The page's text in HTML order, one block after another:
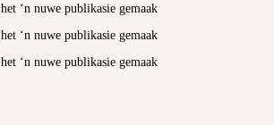
het ‘n nuwe publikasie gemaak
het ‘n nuwe publikasie gemaak
het ‘n nuwe publikasie gemaak